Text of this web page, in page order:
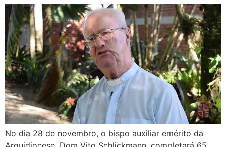
No dia 28 de novembro, o bispo auxiliar emérito da